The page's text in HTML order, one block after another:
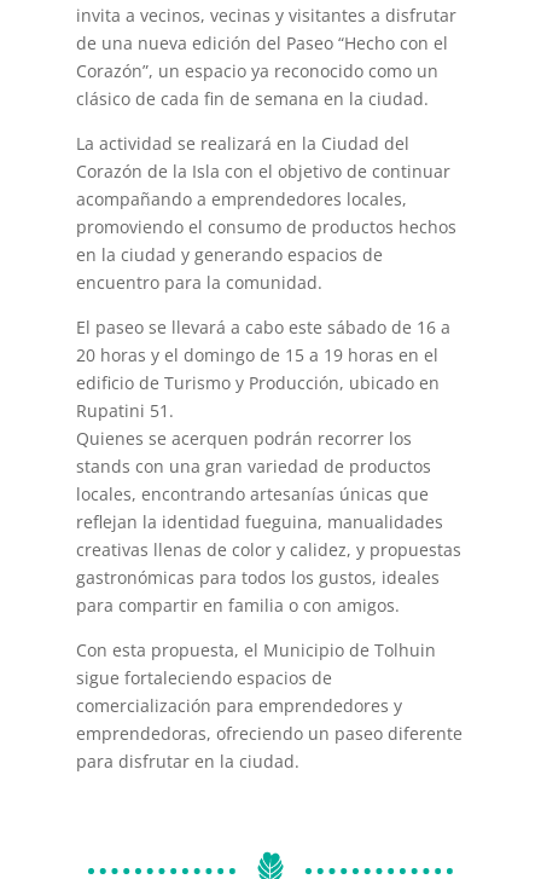
invita a vecinos, vecinas y visitantes a disfrutar
de una nueva edición del Paseo “Hecho con el
Corazón”, un espacio ya reconocido como un
clásico de cada fin de semana en la ciudad.
La actividad se realizará en la Ciudad del
Corazón de la Isla con el objetivo de continuar
acompañando a emprendedores locales,
promoviendo el consumo de productos hechos
en la ciudad y generando espacios de
encuentro para la comunidad.
El paseo se llevará a cabo este sábado de 16 a
20 horas y el domingo de 15 a 19 horas en el
edificio de Turismo y Producción, ubicado en
Rupatini 51.
Quienes se acerquen podrán recorrer los
stands con una gran variedad de productos
locales, encontrando artesanías únicas que
reflejan la identidad fueguina, manualidades
creativas llenas de color y calidez, y propuestas
gastronómicas para todos los gustos, ideales
para compartir en familia o con amigos.
Con esta propuesta, el Municipio de Tolhuin
sigue fortaleciendo espacios de
comercialización para emprendedores y
emprendedoras, ofreciendo un paseo diferente
para disfrutar en la ciudad.